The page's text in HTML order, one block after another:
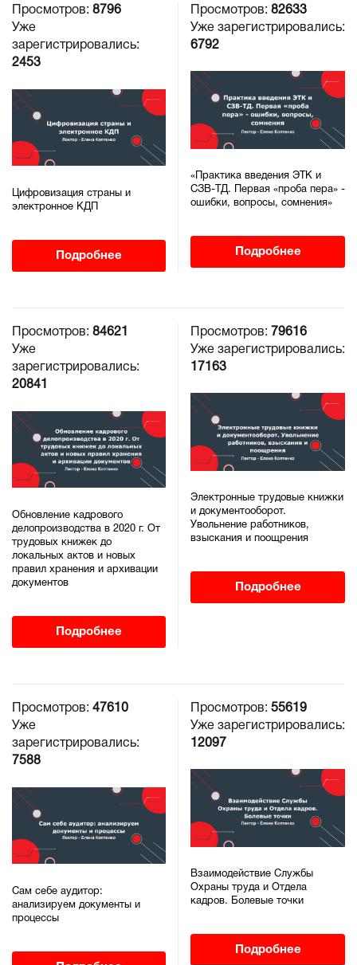
Просмотров: 8796
Уже
зарегистрировались:
2453
Цифровизация страны и
электронное КДП
Подробнее
Просмотров: 82633
Уже зарегистрировались:
6792
«Практика введения ЭТК и
СЗВ-ТД. Первая «проба пера» -
ошибки, вопросы, сомнения»
Подробнее
Просмотров: 84621
Уже
зарегистрировались:
20841
Обновление кадрового
делопроизводства в 2020 г. От
трудовых книжек до
локальных актов и новых
правил хранения и архивации
документов
Подробнее
Просмотров: 79616
Уже зарегистрировались:
17163
Электронные трудовые книжки
и документооборот.
Увольнение работников,
взыскания и поощрения
Подробнее
Просмотров: 47610
Уже
зарегистрировались:
7588
Сам себе аудитор:
анализируем документы и
процессы
Просмотров: 55619
Уже зарегистрировались:
12097
Взаимодействие Службы
Охраны труда и Отдела
кадров. Болевые точки
Подробнее